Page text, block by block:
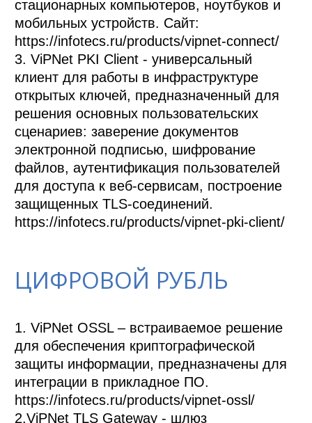
стационарных компьютеров, ноутбуков и
мобильных устройств. Сайт:
https://infotecs.ru/products/vipnet-connect/
3. ViPNet PKI Client - универсальный
клиент для работы в инфраструктуре
открытых ключей, предназначенный для
решения основных пользовательских
сценариев: заверение документов
электронной подписью, шифрование
файлов, аутентификация пользователей
для доступа к веб-сервисам, построение
защищенных TLS-соединений.
https://infotecs.ru/products/vipnet-pki-client/
ЦИФРОВОЙ РУБЛЬ
1. ViPNet OSSL – встраиваемое решение
для обеспечения криптографической
защиты информации, предназначены для
интеграции в прикладное ПО.
https://infotecs.ru/products/vipnet-ossl/
2.ViPNet TLS Gateway - шлюз